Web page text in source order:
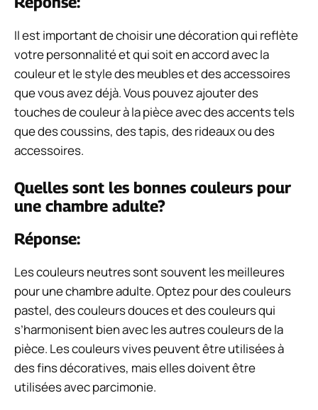
Il est important de choisir une décoration qui reflète
votre personnalité et qui soit en accord avec la
couleur et le style des meubles et des accessoires
que vous avez déjà. Vous pouvez ajouter des
touches de couleur à la pièce avec des accents tels
que des coussins, des tapis, des rideaux ou des
accessoires.
Quelles sont les bonnes couleurs pour
une chambre adulte?
Réponse:
Les couleurs neutres sont souvent les meilleures
pour une chambre adulte. Optez pour des couleurs
pastel, des couleurs douces et des couleurs qui
s’harmonisent bien avec les autres couleurs de la
pièce. Les couleurs vives peuvent être utilisées à
des fins décoratives, mais elles doivent être
utilisées avec parcimonie.